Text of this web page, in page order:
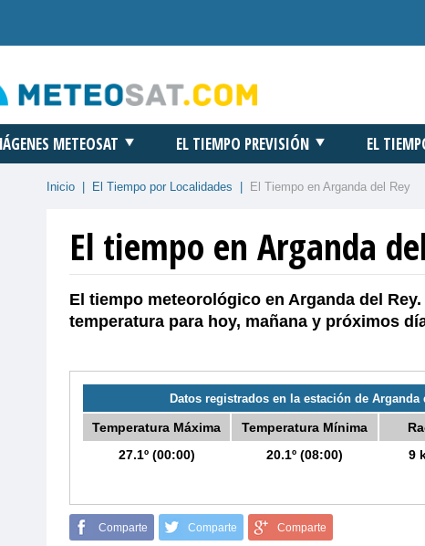
METEOSAT EL TIEMPO PREVISIÓN EL
Inicio El Tiempo por Localidades El Tiempo en Arganda del Rey
El tiempo en Arganda
El tiempo meteorológico en Arganda del
temperatura para hoy, mañana y próximos
Datos registrados en la estación de Arganda
Temperatura Máxima
27.1º (00:00)
Temperatura Mínima
20.1º (08:00)
9
Comparte Comparte Comparte